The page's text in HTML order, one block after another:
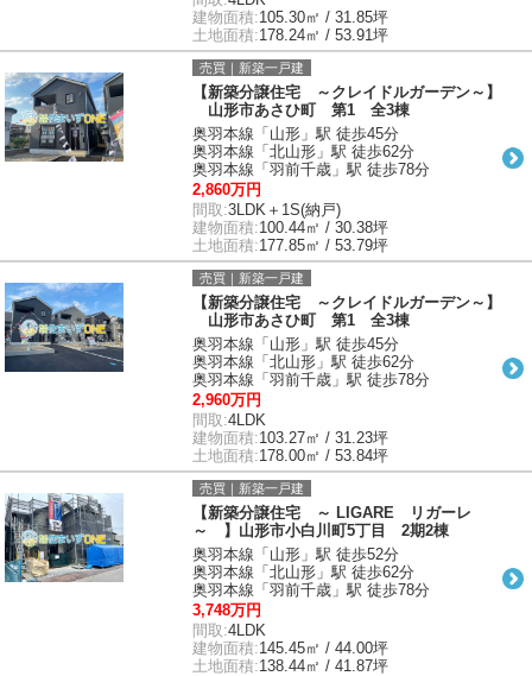
建物面積:105.30㎡ / 31.85坪
土地面積:178.24㎡ / 53.91坪
売買｜新築一戸建
【新築分譲住宅 ～クレイドルガーデン～】
山形市あさひ町 第1 全3棟
奥羽本線「山形」駅 徒歩45分
奥羽本線「北山形」駅 徒歩62分
奥羽本線「羽前千歳」駅 徒歩78分
2,860万円
間取:3LDK＋1S(納戸)
建物面積:100.44㎡ / 30.38坪
土地面積:177.85㎡ / 53.79坪
売買｜新築一戸建
【新築分譲住宅 ～クレイドルガーデン～】
山形市あさひ町 第1 全3棟
奥羽本線「山形」駅 徒歩45分
奥羽本線「北山形」駅 徒歩62分
奥羽本線「羽前千歳」駅 徒歩78分
2,960万円
間取:4LDK
建物面積:103.27㎡ / 31.23坪
土地面積:178.00㎡ / 53.84坪
売買｜新築一戸建
【新築分譲住宅 ～ LIGARE リガーレ
～ 】山形市小白川町5丁目 2期2棟
奥羽本線「山形」駅 徒歩52分
奥羽本線「北山形」駅 徒歩62分
奥羽本線「羽前千歳」駅 徒歩78分
3,748万円
間取:4LDK
建物面積:145.45㎡ / 44.00坪
土地面積:138.44㎡ / 41.87坪